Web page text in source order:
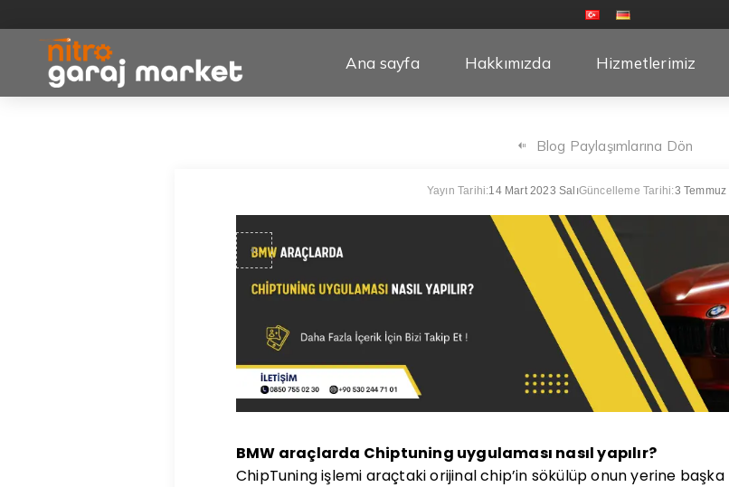
Ana sayfa Hakkımızda Hizmetlerimiz
Blog Paylaşımlarına Dön
Yayın Tarihi:14 Mart 2023 SalıGüncelleme Tarihi:3
BMW araçlarda Chiptuning uygulaması nasıl yapılır?
ChipTuning işlemi araçtaki orijinal chip’in sökülüp onun yerine başka